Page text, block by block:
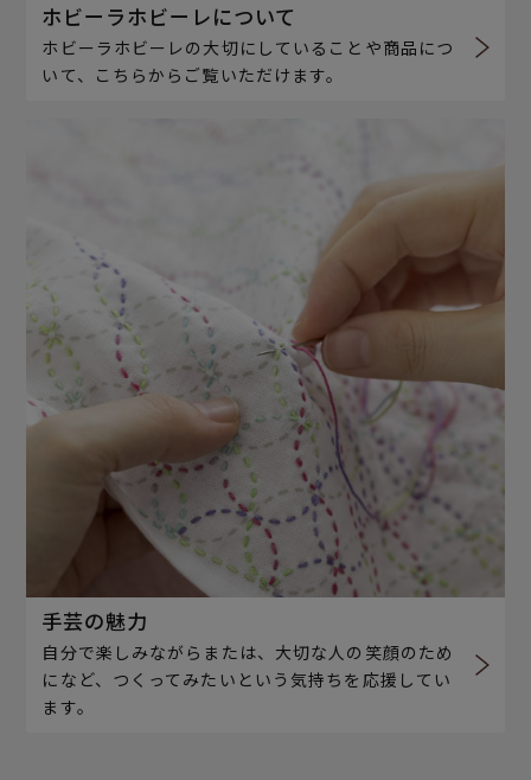
ホビーラホビーレについて
ホビーラホビーレの大切にしていることや商品につ
いて、こちらからご覧いただけます。
手芸の魅力
自分で楽しみながらまたは、大切な人の笑顔のため
になど、つくってみたいという気持ちを応援してい
ます。